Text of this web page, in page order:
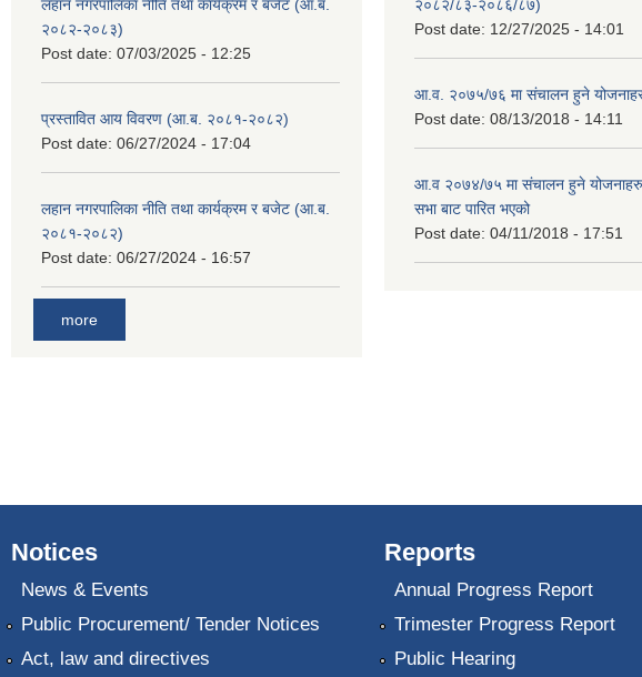
लहान नगरपालिका नीति तथा कार्यक्रम र बजेट (आ.ब.
२०८२-२०८३)
Post date: 07/03/2025 - 12:25
प्रस्तावित आय विवरण (आ.ब. २०८१-२०८२)
Post date: 06/27/2024 - 17:04
लहान नगरपालिका नीति तथा कार्यक्रम र बजेट (आ.ब.
२०८१-२०८२)
Post date: 06/27/2024 - 16:57
more
२०८२/८३-२०८६/८७)
Post date: 12/27/2025 - 14:01
आ.व. २०७५/७६ मा संचालन हुने
Post date: 08/13/2018 - 14:11
आ.व २०७४/७५ मा संचालन हुने
सभा बाट पारित भएको
Post date: 04/11/2018 - 17:51
Notices
News & Events
Public Procurement/ Tender Notices
Act, law and directives
Reports
Annual Progress Report
Trimester Progress Report
Public Hearing